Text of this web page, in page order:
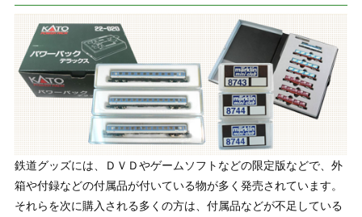
鉄道グッズには、ＤＶＤやゲームソフトなどの限定版などで、外
箱や付録などの付属品が付いている物が多く発売されています。
それらを次に購入される多くの方は、付属品などが不足している